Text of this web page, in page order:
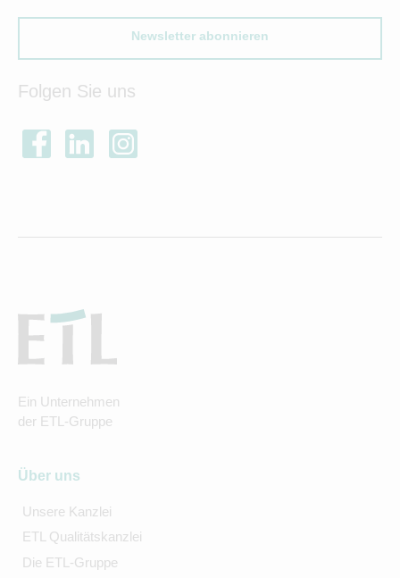
Newsletter abonnieren
Folgen Sie uns
Ein Unternehmen
der ETL-Gruppe
Über uns
Unsere Kanzlei
ETL Qualitätskanzlei
Die ETL-Gruppe